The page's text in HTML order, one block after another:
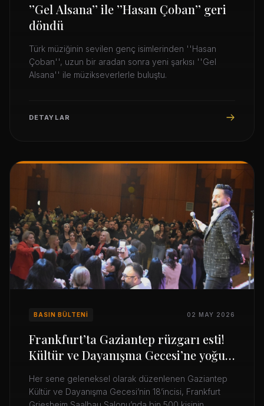
’’Gel Alsana’’ ile ’’Hasan Çoban’’ geri
döndü
Türk müziğinin sevilen genç isimlerinden ''Hasan
Çoban'', uzun bir aradan sonra yeni şarkısı ''Gel
Alsana'' ile müzikseverlerle buluştu.
DETAYLAR
BASIN BÜLTENI 02 MAY 2026
Frankfurt’ta Gaziantep rüzgarı esti!
Kültür ve Dayanışma Gecesi’ne yoğun
Her sene geleneksel olarak düzenlenen Gaziantep
Kültür ve Dayanışma Gecesi’nin 18’incisi, Frankfurt